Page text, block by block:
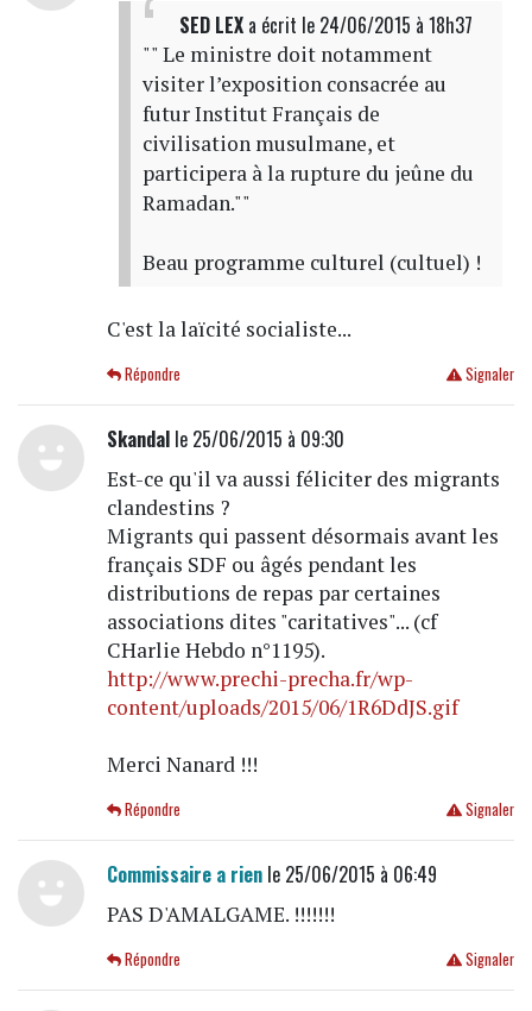
SED LEXa écrit le 24/06/2015 à 18h37
"" Le ministre doit notamment
visiter l’exposition consacrée au
futur Institut Français de
civilisation musulmane, et
participera à la rupture du jeûne du
Ramadan.""
Beau programme culturel (cultuel) !
C'est la laïcité socialiste...
Signaler
Répondre
Skandalle 25/06/2015 à 09:30
Est-ce qu'il va aussi féliciter des migrants
clandestins ?
Migrants qui passent désormais avant les
français SDF ou âgés pendant les
distributions de repas par certaines
associations dites "caritatives"... (cf
CHarlie Hebdo n°1195).
http://www.prechi-precha.fr/wp-
content/uploads/2015/06/1R6DdJS.gif
Merci Nanard !!!
Signaler
Répondre
Commissaire a rienle 25/06/2015 à 06:49
PAS D'AMALGAME. !!!!!!!
Signaler
Répondre